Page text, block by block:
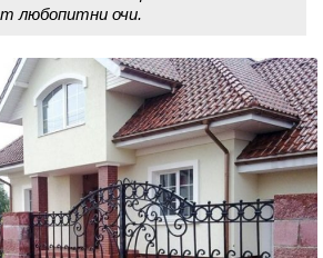
любопитни очи.